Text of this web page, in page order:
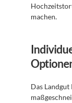
machen.
Das